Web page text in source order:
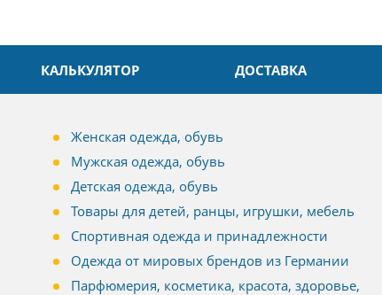
КАЛЬКУЛЯТОР ДОСТАВКА
Женская одежда, обувь
Мужская одежда, обувь
Детская одежда, обувь
Товары для детей, ранцы, игрушки, мебель
Спортивная одежда и принадлежности
Одежда от мировых брендов из Германии
Парфюмерия, косметика, красота, здоровье,